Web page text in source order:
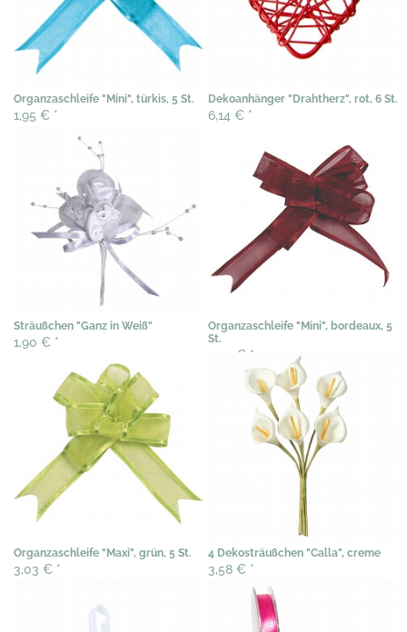
Organzaschleife "Mini", türkis, 5 St.
1,95 € *
Dekoanhänger "Drahtherz", rot, 6 St.
6,14 € *
Sträußchen "Ganz in Weiß"
1,90 € *
Organzaschleife "Mini", bordeaux, 5
St.
2,04 € *
Organzaschleife "Maxi", grün, 5 St.
3,03 € *
4 Dekosträußchen "Calla", creme
3,58 € *